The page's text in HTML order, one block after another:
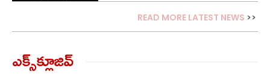
READ MORE LATEST NEWS >>
ఎక్స్‌క్లూజివ్‌